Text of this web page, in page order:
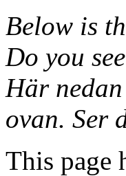
Below is
Do you
Här nedan
ovan. Ser
This page